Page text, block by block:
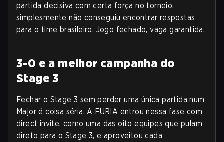
partida decisiva com certa força no torneio,
simplesmente não conseguiu encontrar respostas
para o time brasileiro. Jogo fechado, vaga garantida.
3-0 e a melhor campanha do
Stage 3
Fechar o Stage 3 sem perder uma única partida num
Major é coisa séria. A FURIA entrou nessa fase com
direct invite, como uma das oito equipes que pulam
direto para o Stage 3, e aproveitou cada